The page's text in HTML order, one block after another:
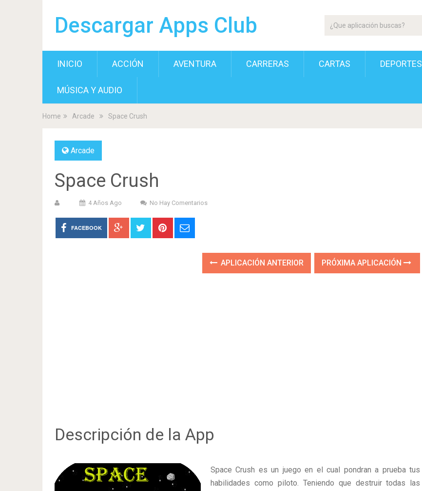
Descargar Apps Club
INICIO ACCIÓN AVENTURA CARRERAS CARTAS DEPORTES
MÚSICA Y AUDIO
Home Arcade Space Crush
Arcade
Space Crush
4 Años Ago No Hay Comentarios
FACEBOOK
APLICACIÓN ANTERIOR PRÓXIMA APLICACIÓN
Descripción de la App
Space Crush es un juego en el cual pondran a prueba tus
habilidades como piloto. Teniendo que destruir todas las